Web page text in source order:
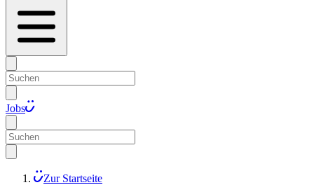
Jobs
Zur Startseite